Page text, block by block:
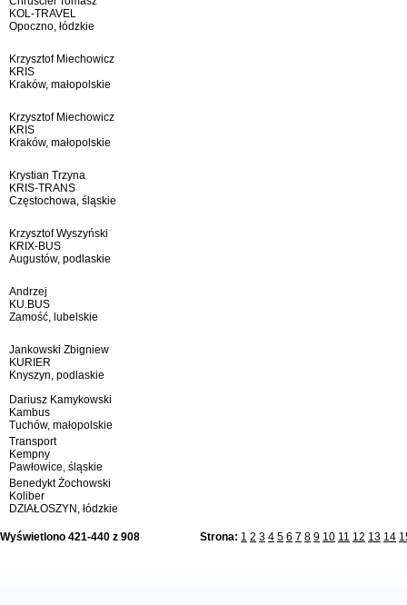
KOL-TRAVEL
Opoczno, łódzkie
Krzysztof Miechowicz
KRIS
Kraków, małopolskie
Krzysztof Miechowicz
KRIS
Kraków, małopolskie
Krystian Trzyna
KRIS-TRANS
Częstochowa, śląskie
Krzysztof Wyszyński
KRIX-BUS
Augustów, podlaskie
Andrzej
KU.BUS
Zamość, lubelskie
Jankowski Zbigniew
KURIER
Knyszyn, podlaskie
Dariusz Kamykowski
Kambus
Tuchów, małopolskie
Transport
Kempny
Pawłowice, śląskie
Benedykt Żochowski
Koliber
DZIAŁOSZYN, łódzkie
Wyświetlono 421-440 z 908 Strona: 1 2 3 4 5 6 7 8 9 10 11 12 13 14